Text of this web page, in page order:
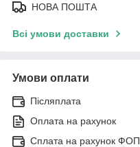
НОВА ПОШТА
Всі умови доставки
Умови оплати
Післяплата
Оплата на рахунок
Сплата на рахунок ФОП